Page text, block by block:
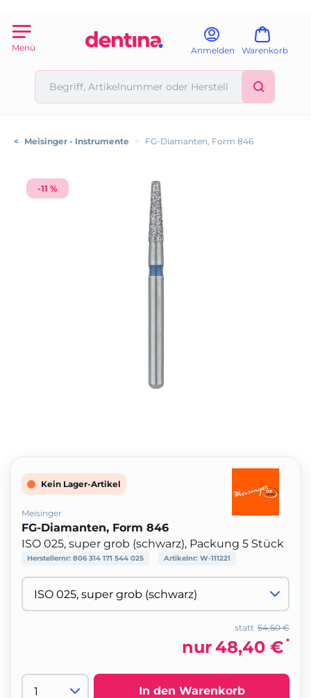
Menü Anmelden Warenkorb
< Meisinger - Instrumente > FG-Diamanten, Form 846
-11 %
Kein Lager-Artikel
Meisinger
FG-Diamanten, Form 846
ISO 025, super grob (schwarz), Packung 5 Stück
Herstellernr: 806 314 171 544 025 Artikelnr: W-111221
54,60 €
statt
nur48,40 € *
In den Warenkorb